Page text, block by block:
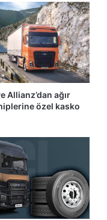
Allianz’dan ağır
özel kasko